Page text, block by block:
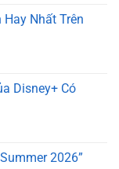
Nhất Trên
Disney+ Có
2026”